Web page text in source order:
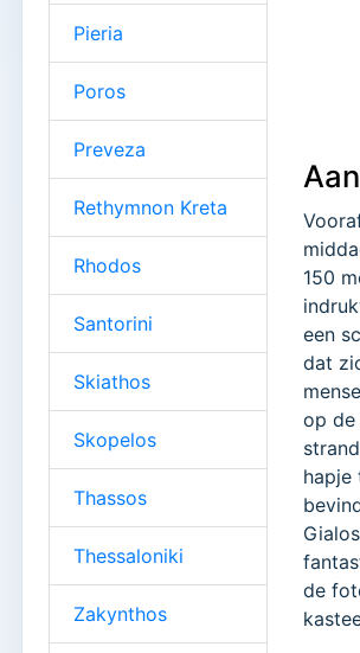
150
een
dat
op de
hapje
de
Pieria
Poros
Preveza
Rethymnon Kreta
Rhodos
Santorini
Skiathos
Skopelos
Thassos
Thessaloniki
Zakynthos